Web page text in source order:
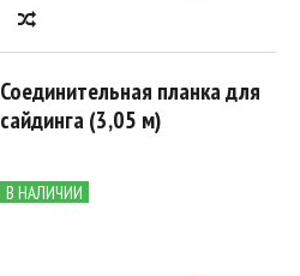
Соединительная планка для
сайдинга (3,05 м)
В НАЛИЧИИ